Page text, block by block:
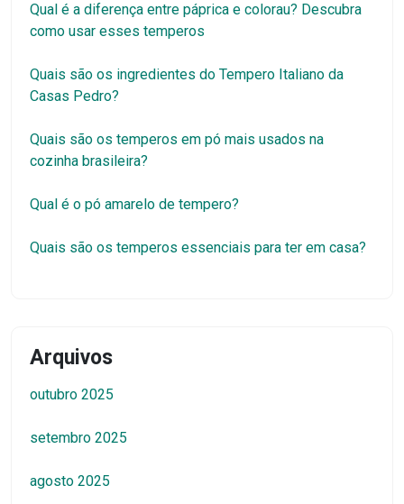
Qual é a diferença entre páprica e colorau? Descubra
como usar esses temperos
Quais são os ingredientes do Tempero Italiano da
Casas Pedro?
Quais são os temperos em pó mais usados na
cozinha brasileira?
Qual é o pó amarelo de tempero?
Quais são os temperos essenciais para ter em casa?
Arquivos
outubro 2025
setembro 2025
agosto 2025